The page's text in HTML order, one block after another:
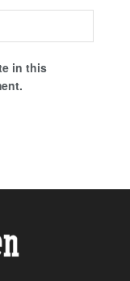
in this